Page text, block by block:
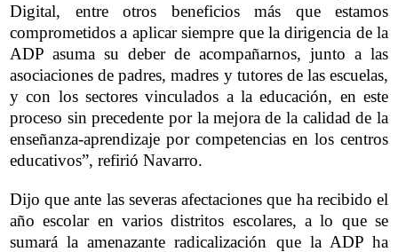
Digital, entre otros beneficios más que estamos
comprometidos a aplicar siempre que la dirigencia de la
ADP asuma su deber de acompañarnos, junto a las
asociaciones de padres, madres y tutores de las escuelas,
y con los sectores vinculados a la educación, en este
proceso sin precedente por la mejora de la calidad de la
enseñanza-aprendizaje por competencias en los centros
educativos”, refirió Navarro.
Dijo que ante las severas afectaciones que ha recibido el
año escolar en varios distritos escolares, a lo que se
sumará la amenazante radicalización que la ADP ha